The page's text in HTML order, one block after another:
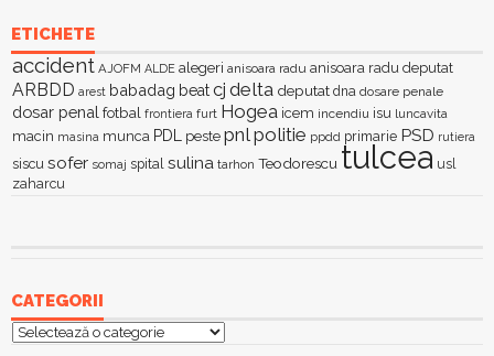
ETICHETE
accident AJOFM ALDE alegeri anisoara radu anisoara radu deputat
ARBDD arest babadag beatcj delta deputat dna dosare penale
dosar penalfotbal frontiera furt Hogea icem incendiu isu luncavita
macin masina munca PDL peste pnlpolitie ppdd primarie PSD rutiera
siscu sofer somaj spital sulina tarhon Teodorescu tulcea usl
zaharcu
CATEGORII
Categorii